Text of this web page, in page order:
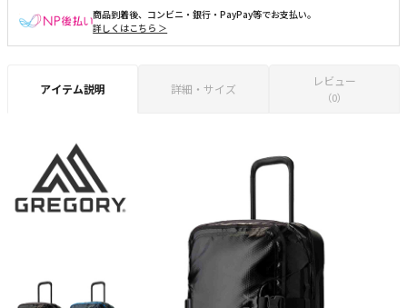
商品到着後、コンビニ・銀行・PayPay等でお支払い。
詳しくはこちら ＞
アイテム説明 詳細・サイズ
レビュー
（0）